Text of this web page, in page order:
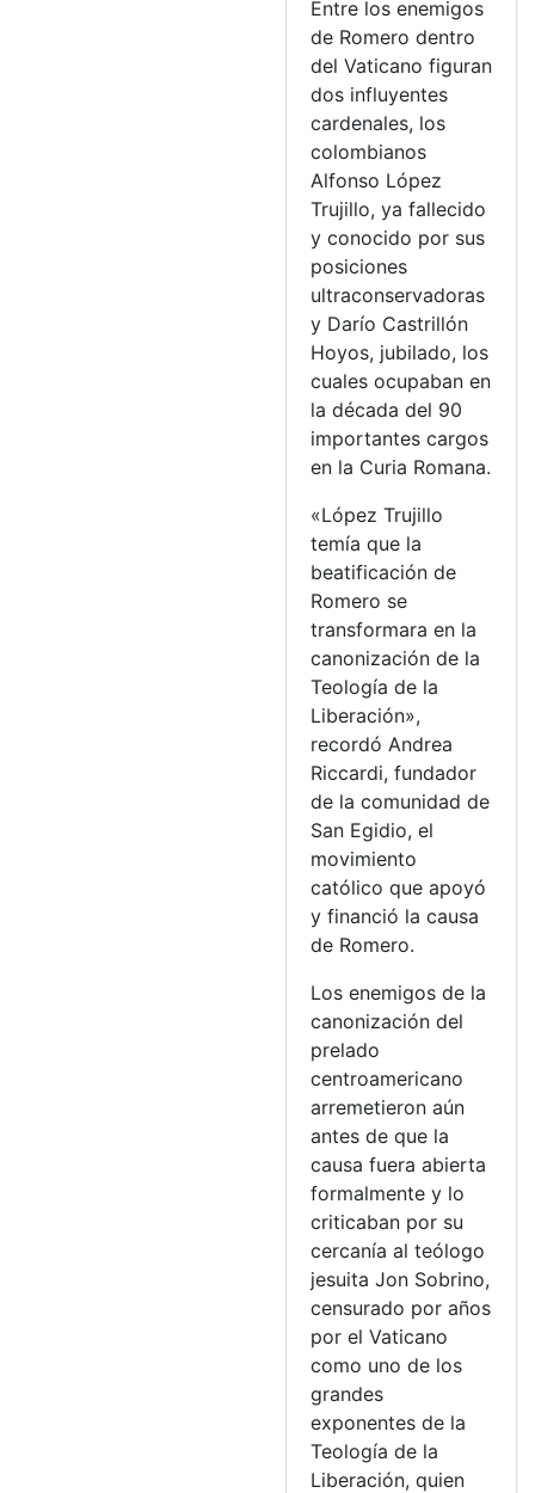
Entre los enemigos
de Romero dentro
del Vaticano figuran
dos influyentes
cardenales, los
colombianos
Alfonso López
Trujillo, ya fallecido
y conocido por sus
posiciones
ultraconservadoras
y Darío Castrillón
Hoyos, jubilado, los
cuales ocupaban en
la década del 90
importantes cargos
en la Curia Romana.
«López Trujillo
temía que la
beatificación de
Romero se
transformara en la
canonización de la
Teología de la
Liberación»,
recordó Andrea
Riccardi, fundador
de la comunidad de
San Egidio, el
movimiento
católico que apoyó
y financió la causa
de Romero.
Los enemigos de la
canonización del
prelado
centroamericano
arremetieron aún
antes de que la
causa fuera abierta
formalmente y lo
criticaban por su
cercanía al teólogo
jesuita Jon Sobrino,
censurado por años
por el Vaticano
como uno de los
grandes
exponentes de la
Teología de la
Liberación, quien